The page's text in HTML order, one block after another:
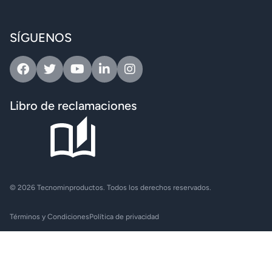
SÍGUENOS
FacebookTwitterYoutubeLinkedinInstagram
Libro de reclamaciones
© 2026 Tecnominproductos. Todos los derechos reservados.
Términos y CondicionesPolítica de privacidad